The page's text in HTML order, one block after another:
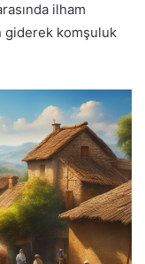
ilham
giderek komşuluk